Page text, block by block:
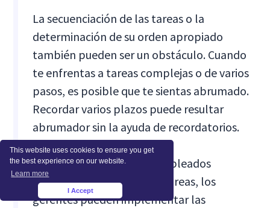
This website uses cookies to ensure you get
the best experience on our website.
Learn more
I Accept
La secuenciación de las tareas o la
determinación de su orden apropiado
también pueden ser un obstáculo. Cuando
te enfrentas a tareas complejas o de varios
pasos, es posible que te sientas abrumado.
Recordar varios plazos puede resultar
abrumador sin la ayuda de recordatorios.
Para apoyar mejor a los empleados
neurodivergentes en estas áreas, los
gerentes pueden implementar las